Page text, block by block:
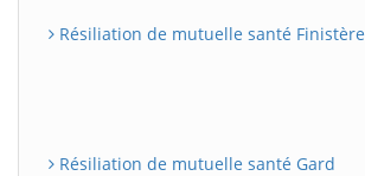
Résiliation de mutuelle santé Finistère
Résiliation de mutuelle santé Gard